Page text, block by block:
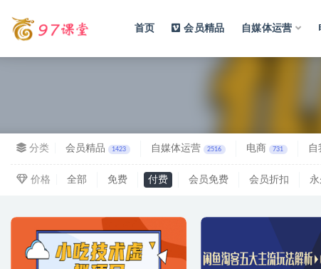
首页 会员精品 自媒体运营
分类 会员精品 1423 自媒体运营 2516 电商 731
价格 全部 免费 付费 会员免费 会员折扣